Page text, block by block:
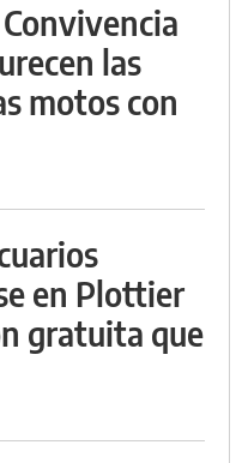
las
motos con
en Plottier
gratuita que